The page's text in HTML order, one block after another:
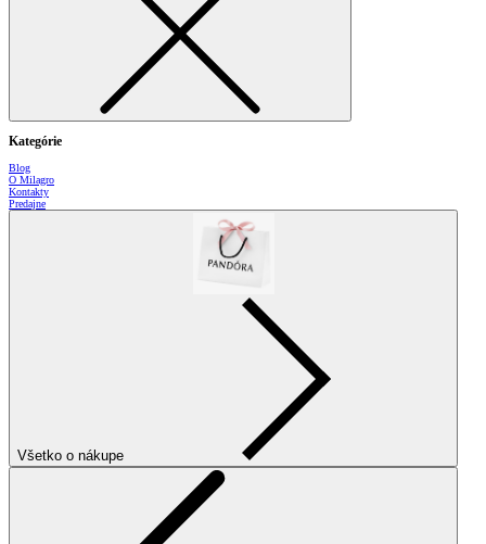
Kategórie
Blog
O Milagro
Kontakty
Predajne
Všetko o nákupe